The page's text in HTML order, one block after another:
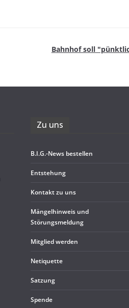
Bahn­hof soll
Zu uns
B.I.G.-News bestel­len
Ent­ste­hung
Kon­takt zu uns
Män­gel­hin­weis und
Störungsmeldung
Mit­glied werden
Neti­quette
Sat­zung
Spende